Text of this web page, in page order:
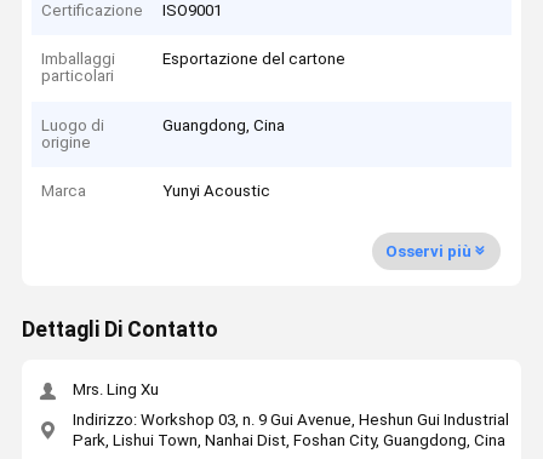
Certificazione ISO9001
Imballaggi
particolari
Esportazione del cartone
Luogo di
origine
Guangdong, Cina
Marca Yunyi Acoustic
Osservi più
Dettagli Di Contatto
Mrs. Ling Xu
Indirizzo: Workshop 03, n. 9 Gui Avenue, Heshun Gui Industrial
Park, Lishui Town, Nanhai Dist, Foshan City, Guangdong, Cina